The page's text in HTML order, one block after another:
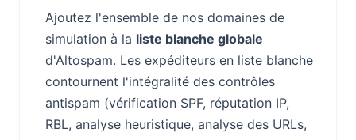
Ajoutez l'ensemble de nos domaines de
simulation à la liste blanche globale
d'Altospam. Les expéditeurs en liste blanche
contournent l'intégralité des contrôles
antispam (vérification SPF, réputation IP,
RBL, analyse heuristique, analyse des URLs,